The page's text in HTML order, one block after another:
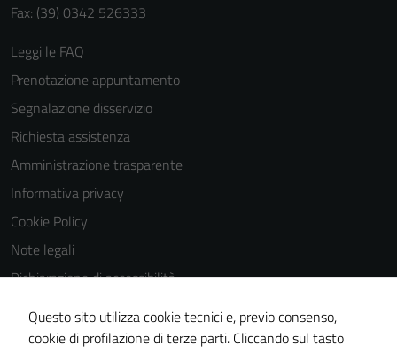
Fax: (39) 0342 526333
Leggi le FAQ
Prenotazione appuntamento
Segnalazione disservizio
Richiesta assistenza
Amministrazione trasparente
Informativa privacy
Cookie Policy
Note legali
Dichiarazione di accessibilità
Dichiarazione di accessibilità Servizi
Whistleblowing
Questo sito utilizza cookie tecnici e, previo consenso,
cookie di profilazione di terze parti. Cliccando sul tasto